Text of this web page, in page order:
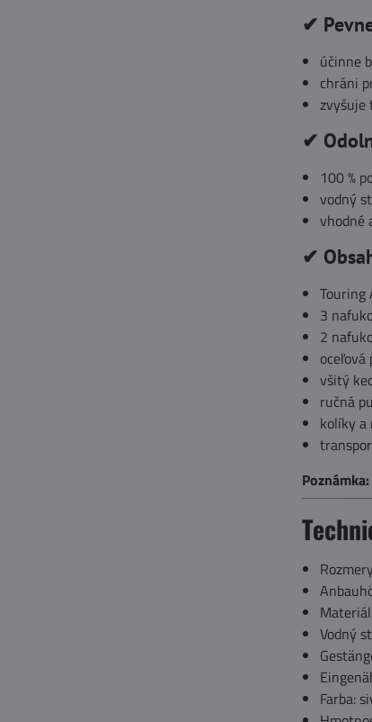
✔
účinne
chráni
✔
100 %
vodný
vhodné
✔
Touring
3
2
všitý
ručná
kolíky a
Poznámka:
Vodný
Farba: